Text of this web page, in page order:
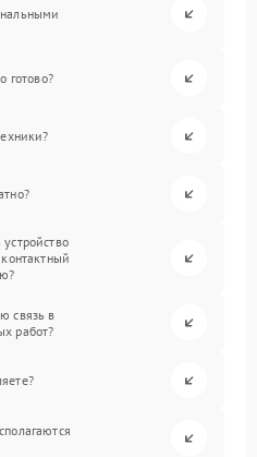
готово?
связь в
работ?